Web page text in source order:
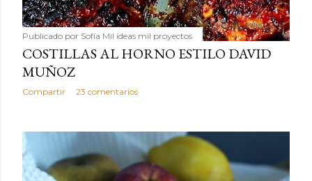
Publicado por Sofía Mil ideas mil proyectos
COSTILLAS AL HORNO ESTILO DAVID
MUÑOZ
Compartir 23 comentarios